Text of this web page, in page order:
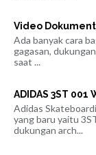
Video
Ada banyak cara
gagasan,
saat ...
ADIDAS 3ST 001
Adidas
yang baru yaitu
dukungan arch...